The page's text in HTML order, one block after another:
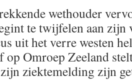
wethouder
te twijfelen aan zijn
uit het verre westen
Omroep Zeeland
ziektemelding zijn